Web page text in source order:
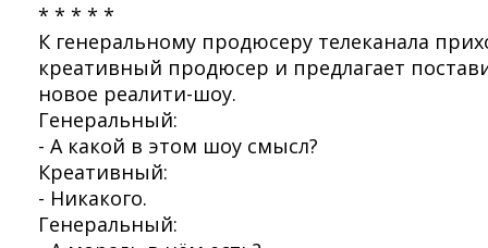
* * * * *
К генеральному продюсеру телеканала
креативный продюсер и предлагает
новое реалити-шоу.
Генеральный:
- А какой в этом шоу смысл?
Креативный:
- Никакого.
Генеральный: